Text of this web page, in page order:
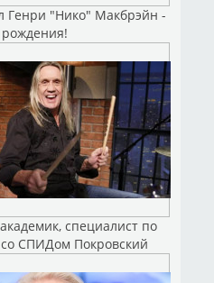
Генри "Нико" Макбрэйн -
специалист по
СПИДом Покровский